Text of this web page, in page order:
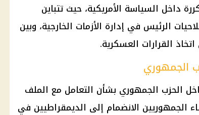
داخل السياسة الأمريكية، حيث تتباين
الرئيس في إدارة الأزمات الخارجية، وبين
القرارات العسكرية.
الجمهوري
الحزب الجمهوري بشأن التعامل مع الملف
الجمهوريين الانضمام إلى الديمقراطيين في